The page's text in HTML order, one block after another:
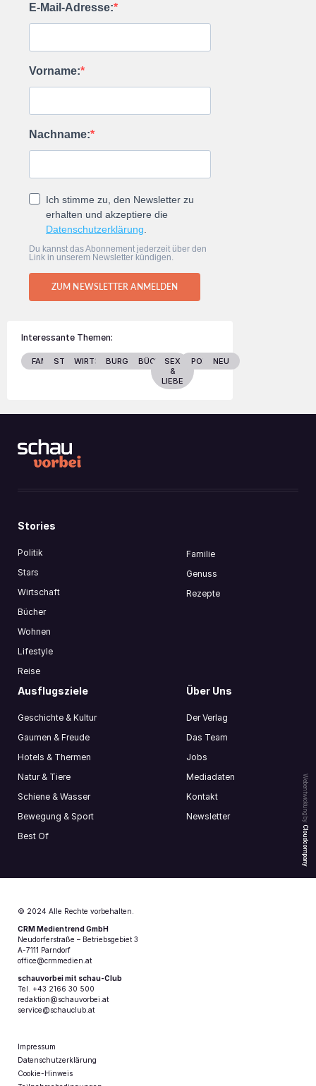
E-Mail-Adresse:
Vorname:
Nachname:
Ich stimme zu, den Newsletter zu
erhalten und akzeptiere die
Datenschutzerklärung
Du kannst das Abonnement jederzeit über den
Link in unserem Newsletter kündigen.
ZUM NEWSLETTER ANMELDEN
Interessante Themen:
FAMILIESTARSWIRTSCHAFTBURGENLANDBÜCHERSEX
&
LIEBE
POLITIKNEU
Webentwicklung by
Cloudcompany
Stories
Politik
Stars
Wirtschaft
Bücher
Wohnen
Lifestyle
Reise
Familie
Genuss
Rezepte
Ausflugsziele
Geschichte & Kultur
Gaumen & Freude
Hotels & Thermen
Natur & Tiere
Schiene & Wasser
Bewegung & Sport
Best Of
Über Uns
Der Verlag
Das Team
Jobs
Mediadaten
Kontakt
Newsletter
© 2024 Alle Rechte vorbehalten.
CRM Medientrend GmbH
Neudorferstraße – Betriebsgebiet 3
A-7111 Parndorf
office@crmmedien.at
schauvorbei mit schau-Club
Tel. +43 2166 30 500
redaktion@schauvorbei.at
service@schauclub.at
Impressum
Datenschutzerklärung
Cookie-Hinweis